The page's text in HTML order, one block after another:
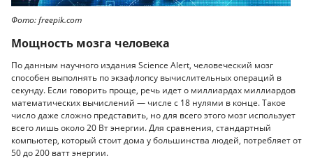
Фото: freepik.com
Мощность мозга человека
По данным научного издания Science Alert, человеческий мозг
способен выполнять по экзафлопсу вычислительных операций в
секунду. Если говорить проще, речь идет о миллиардах миллиардов
математических вычислений — числе с 18 нулями в конце. Такое
число даже сложно представить, но для всего этого мозг использует
всего лишь около 20 Вт энергии. Для сравнения, стандартный
компьютер, который стоит дома у большинства людей, потребляет от
50 до 200 ватт энергии.